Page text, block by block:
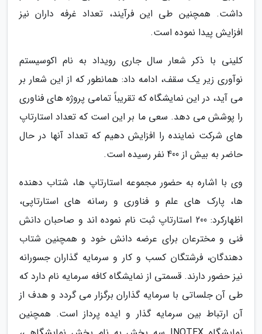
داشت. همچنین طی این فرآیند، تعداد غرفه داران نیز
افزایش پیدا نموده است.
کلینی با ذکر شعار سال جاری رویداد به نام اکوسیستم
نوآوری زیر یک سقف، ادامه داد: همانطور که از این شعار بر
می آید، در این نمایشگاه که تقریباً تمامی پروژه های فناوری
را پوشش می دهد. سعی ما بر این است که تعداد استارتاپ
های شرکت نماینده را افزایش دهیم که تعداد آنها در حال
حاضر به بیش از 400 نفر رسیده است.
وی با اشاره به حضور مجموعه استارتاپ ها، شتاب دهنده
ها، پارک های علم و فناوری و رسانه های استارتاپی،
اظهارکرد: 200 استارتاپ ثبت نام نموده اند و صاحبان دانش
فنی و مخترعان برای عرضه دانش خود و همچنین شتاب
دهندگان، فرشتگان کسب و کار و سرمایه گذاران جسورانه
نیز حضور دارند. قسمتی از نمایشگاه کافه سرمایه نام دارد که
طی آن جلساتی با سرمایه گذاران برگزار می گردد و هدف از
آن ارتباط بین سرمایه گذار و ایده پرداز است. همچنین